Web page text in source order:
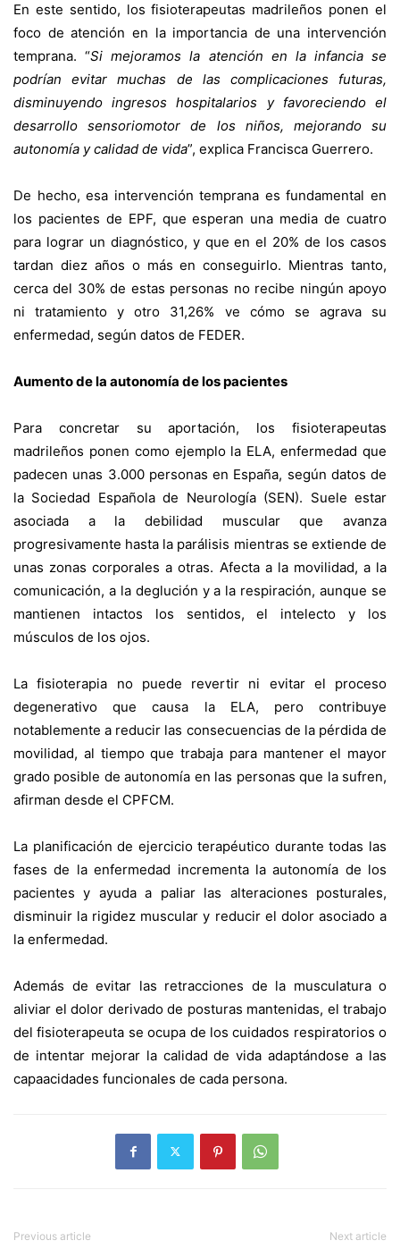
En este sentido, los fisioterapeutas madrileños ponen el
foco de atención en la importancia de una intervención
temprana. “Si mejoramos la atención en la infancia se
podrían evitar muchas de las complicaciones futuras,
disminuyendo ingresos hospitalarios y favoreciendo el
desarrollo sensoriomotor de los niños, mejorando su
autonomía y calidad de vida”, explica Francisca Guerrero.
De hecho, esa intervención temprana es fundamental en
los pacientes de EPF, que esperan una media de cuatro
para lograr un diagnóstico, y que en el 20% de los casos
tardan diez años o más en conseguirlo. Mientras tanto,
cerca del 30% de estas personas no recibe ningún apoyo
ni tratamiento y otro 31,26% ve cómo se agrava su
enfermedad, según datos de FEDER.
Aumento de la autonomía de los pacientes
Para concretar su aportación, los fisioterapeutas
madrileños ponen como ejemplo la ELA, enfermedad que
padecen unas 3.000 personas en España, según datos de
la Sociedad Española de Neurología (SEN). Suele estar
asociada a la debilidad muscular que avanza
progresivamente hasta la parálisis mientras se extiende de
unas zonas corporales a otras. Afecta a la movilidad, a la
comunicación, a la deglución y a la respiración, aunque se
mantienen intactos los sentidos, el intelecto y los
músculos de los ojos.
La fisioterapia no puede revertir ni evitar el proceso
degenerativo que causa la ELA, pero contribuye
notablemente a reducir las consecuencias de la pérdida de
movilidad, al tiempo que trabaja para mantener el mayor
grado posible de autonomía en las personas que la sufren,
afirman desde el CPFCM.
La planificación de ejercicio terapéutico durante todas las
fases de la enfermedad incrementa la autonomía de los
pacientes y ayuda a paliar las alteraciones posturales,
disminuir la rigidez muscular y reducir el dolor asociado a
la enfermedad.
Además de evitar las retracciones de la musculatura o
aliviar el dolor derivado de posturas mantenidas, el trabajo
del fisioterapeuta se ocupa de los cuidados respiratorios o
de intentar mejorar la calidad de vida adaptándose a las
capaacidades funcionales de cada persona.
Previous article Next article